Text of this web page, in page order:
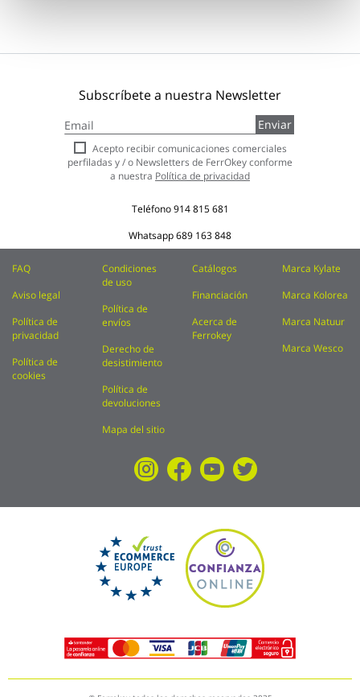
Subscríbete a nuestra Newsletter
a
nuestro
boletín
de
Enviar
Acepto recibir comunicaciones comerciales
perfiladas y / o Newsletters de FerrOkey conforme
a nuestra Política de privacidad
Teléfono914 815 681
Whatsapp689 163 848
FAQ
Aviso legal
Política de
privacidad
Política de
cookies
Condiciones
de uso
Política de
envíos
Derecho de
desistimiento
Política de
devoluciones
Mapa del sitio
Catálogos
Financiación
Acerca de
Ferrokey
Marca Kylate
Marca Kolorea
Marca Natuur
Marca Wesco